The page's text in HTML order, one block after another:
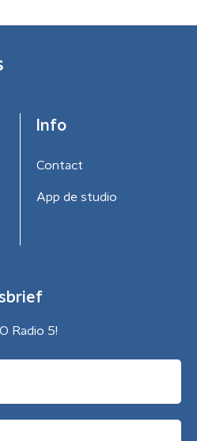
Info
Contact
App de studio
Radio 5!